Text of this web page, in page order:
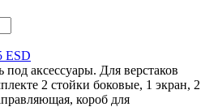
ESD
аксессуары. Для верстаков
2 стойки боковые, 1 экран, 2
короб для